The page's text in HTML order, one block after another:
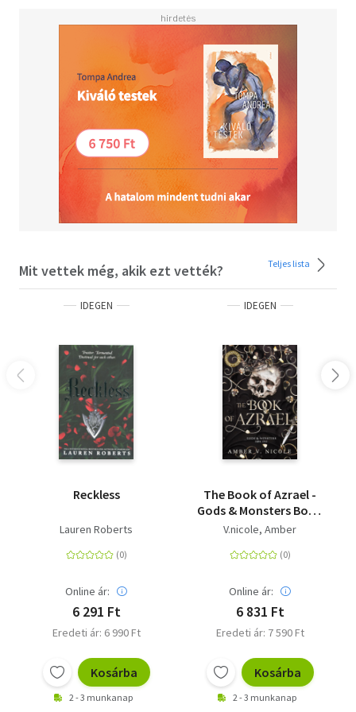
Mit vettek még, akik ezt vették? Teljes lista
IDEGEN
Reckless
Lauren Roberts
Online ár:
6 291 Ft
Eredeti ár: 6 990 Ft
Kosárba
2 - 3 munkanap
IDEGEN
The Book of Azrael -
Gods & Monsters Book
One
V.nicole, Amber
Online ár:
6 831 Ft
Eredeti ár: 7 590 Ft
Kosárba
2 - 3 munkanap